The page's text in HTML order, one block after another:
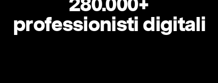
professionisti digitali